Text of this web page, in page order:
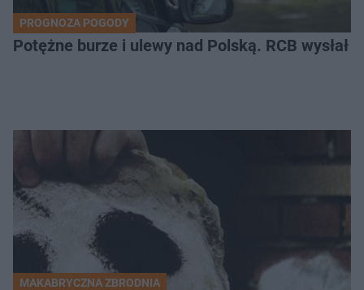
PROGNOZA POGODY
Potężne burze i ulewy nad Polską. RCB
MAKABRYCZNA ZBRODNIA